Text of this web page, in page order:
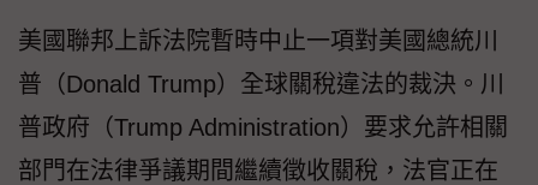
美國聯邦上訴法院暫時中止一項對美國總統川
普（Donald Trump）全球關稅違法的裁決。川
普政府（Trump Administration）要求允許相關
部門在法律爭議期間繼續徵收關稅，法官正在